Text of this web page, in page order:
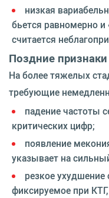
низкая
бьется равномерно
считается
Поздние
На более тяжелых
требующие
падение частоты
критических цифр;
появление
указывает на
резкое
фиксируемое при